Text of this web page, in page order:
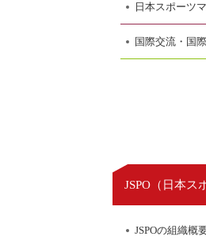
日本スポーツ
国際交流・国
JSPO（ 日本ス
JSPOの組織概